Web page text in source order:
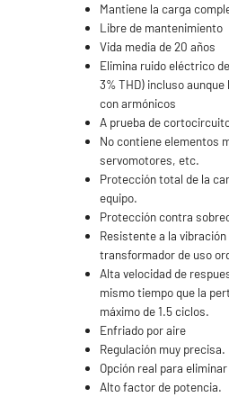
Mantiene la carga
Libre de mantenimiento
Vida media de 20 años
Elimina ruido eléctrico
3% THD) incluso
con armónicos
A prueba de
No contiene elementos
servomotores, etc.
Protección total de la
equipo.
Protección contra
Resistente a la
transformador de uso
Alta velocidad de
mismo tiempo que la
máximo de 1.5 ciclos.
Enfriado por aire
Regulación muy precisa.
Opción real para eliminar
Alto factor de potencia.